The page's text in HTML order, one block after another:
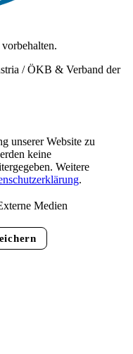
/ ÖKB & Verband der
unserer Website zu
keine
Weitere
.
Medien